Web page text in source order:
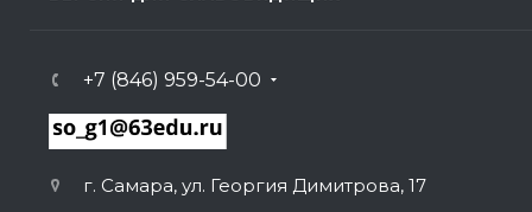
+7 (846) 959-54-00
г. Самара, ул. Георгия Димитрова, 17